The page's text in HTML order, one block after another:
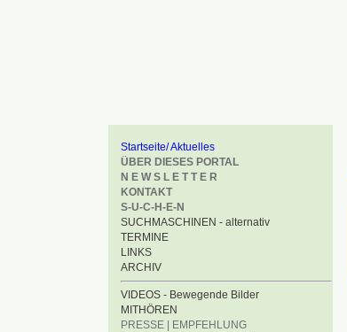
Startseite/ Aktuelles
ÜBER DIESES PORTAL
N E W S L E T T E R
KONTAKT
S-U-C-H-E-N
SUCHMASCHINEN - alternativ
TERMINE
LINKS
ARCHIV
VIDEOS - Bewegende Bilder
MITHÖREN
PRESSE | EMPFEHLUNG